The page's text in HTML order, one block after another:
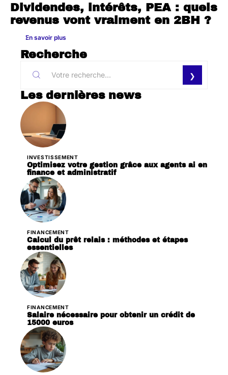
Dividendes, intérêts, PEA : quels
revenus vont vraiment en 2BH ?
En savoir plus
Recherche
Les dernières news
INVESTISSEMENT
Optimisez votre gestion grâce aux agents ai en
finance et administratif
FINANCEMENT
Calcul du prêt relais : méthodes et étapes
essentielles
FINANCEMENT
Salaire nécessaire pour obtenir un crédit de
15000 euros